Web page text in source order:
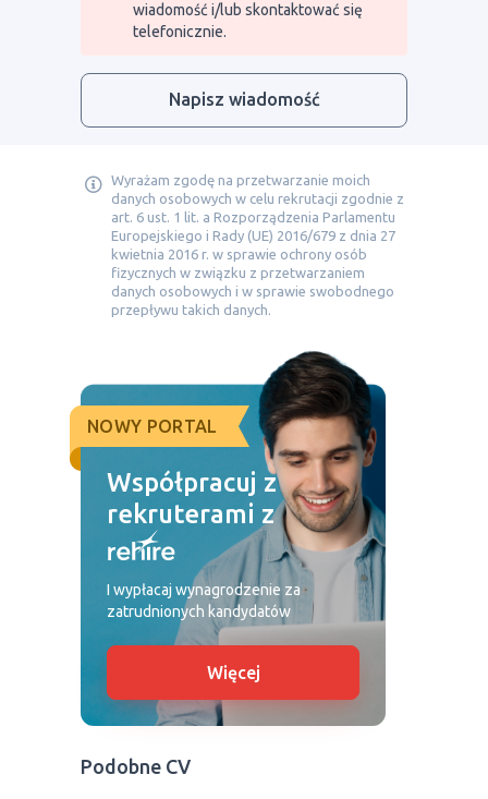
wiadomość i/lub skontaktować się
telefonicznie.
Napisz wiadomość
Wyrażam zgodę na przetwarzanie moich
danych osobowych w celu rekrutacji zgodnie z
art. 6 ust. 1 lit. a Rozporządzenia Parlamentu
Europejskiego i Rady (UE) 2016/679 z dnia 27
kwietnia 2016 r. w sprawie ochrony osób
fizycznych w związku z przetwarzaniem
danych osobowych i w sprawie swobodnego
przepływu takich danych.
NOWY PORTAL
Współpracuj z
rekruterami z
I wypłacaj wynagrodzenie za
zatrudnionych kandydatów
Więcej
Podobne CV